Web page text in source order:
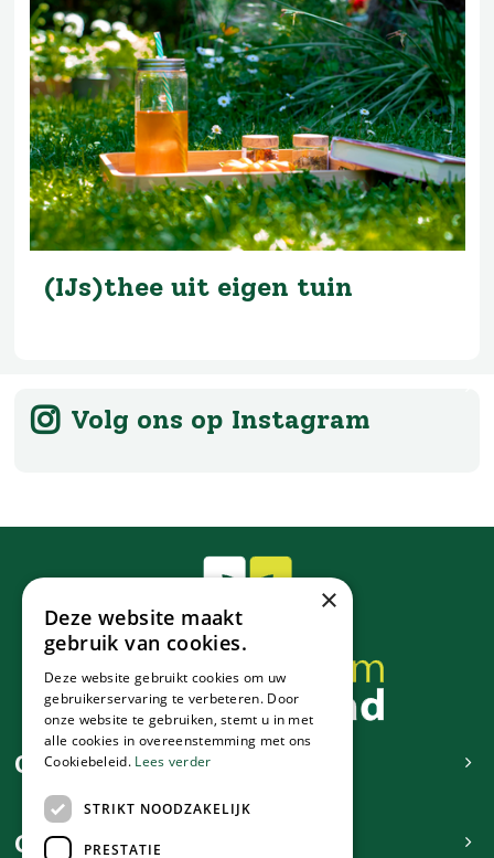
(IJs)thee uit eigen tuin
Volg ons op Instagram
Contact
Openingstijden
×
Deze website maakt
gebruik van cookies.
Deze website gebruikt cookies om uw
gebruikerservaring te verbeteren. Door
onze website te gebruiken, stemt u in met
alle cookies in overeenstemming met ons
Cookiebeleid. Lees verder
STRIKT NOODZAKELIJK
PRESTATIE